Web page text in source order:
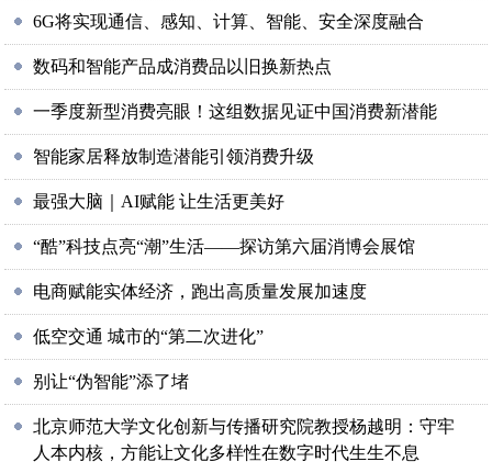
6G将实现通信、感知、计算、智能、安全深度融合
数码和智能产品成消费品以旧换新热点
一季度新型消费亮眼！这组数据见证中国消费新潜能
智能家居释放制造潜能引领消费升级
最强大脑｜AI赋能 让生活更美好
“酷”科技点亮“潮”生活——探访第六届消博会展馆
电商赋能实体经济，跑出高质量发展加速度
低空交通 城市的“第二次进化”
别让“伪智能”添了堵
北京师范大学文化创新与传播研究院教授杨越明：守牢
人本内核，方能让文化多样性在数字时代生生不息